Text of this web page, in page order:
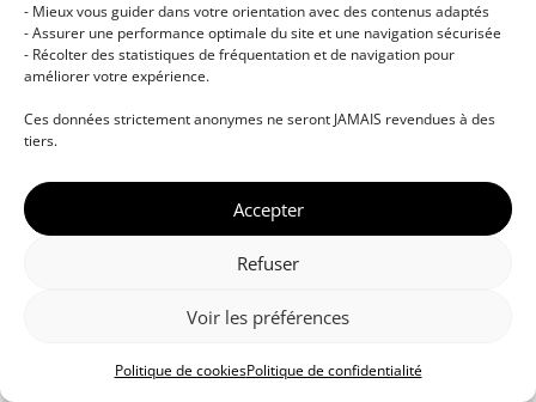
- Mieux vous guider dans votre orientation avec des contenus adaptés
- Assurer une performance optimale du site et une navigation sécurisée
- Récolter des statistiques de fréquentation et de navigation pour
améliorer votre expérience.
Ces données strictement anonymes ne seront JAMAIS revendues à des
tiers.
Accepter
Refuser
Voir les préférences
Politique de cookiesPolitique de confidentialité
musicale • Certifications professionnelles • Paris •